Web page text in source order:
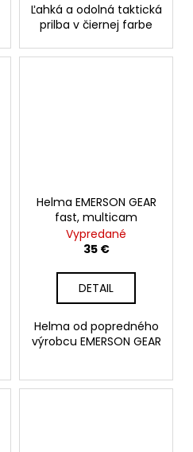
Ľahká a odolná taktická
prilba v čiernej farbe
Helma EMERSON GEAR
fast, multicam
Vypredané
35 €
DETAIL
Helma od popredného
výrobcu EMERSON GEAR